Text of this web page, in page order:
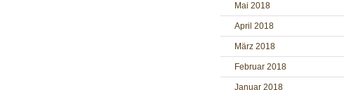
Mai 2018
April 2018
März 2018
Februar 2018
Januar 2018